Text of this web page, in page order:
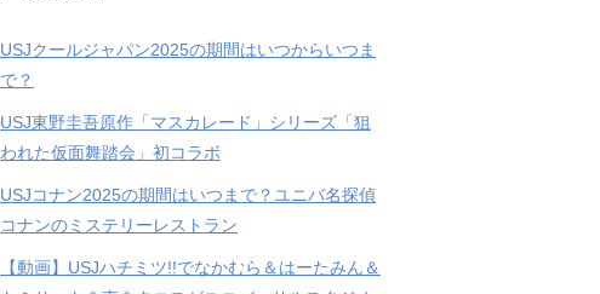
USJクールジャパン2025の期間はいつからいつま
で？
USJ東野圭吾原作「マスカレード」シリーズ「狙
われた仮面舞踏会」初コラボ
USJコナン2025の期間はいつまで？ユニバ名探偵
コナンのミステリーレストラン
【動画】USJハチミツ!!でなかむら＆はーたみん＆